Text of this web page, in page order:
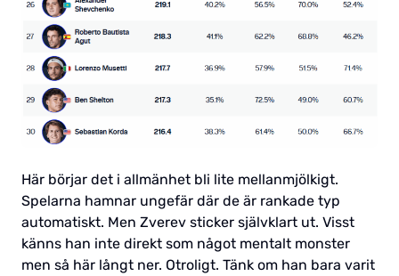
Här börjar det i allmänhet bli lite mellanmjölkigt.
Spelarna hamnar ungefär där de är rankade typ
automatiskt. Men Zverev sticker självklart ut. Visst
känns han inte direkt som något mentalt monster
men så här långt ner. Otroligt. Tänk om han bara varit